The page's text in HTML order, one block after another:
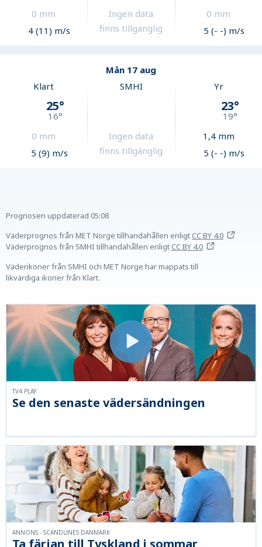
0 mm
4 (11) m/s
Ingen data
finns tillgänglig
0 mm
5 (- -) m/s
Mån 17 aug
Klart
25°
16°
0 mm
5 (9) m/s
SMHI
Ingen data
finns tillgänglig
Yr
23°
19°
1,4mm
5 (- -) m/s
Prognosen uppdaterad 05:08
Väderprognos från MET Norge tillhandahållen enligtCC BY 4.0
Väderprognos från SMHI tillhandahållen enligtCC BY 4.0
Väderikoner från SMHI och MET Norge har mappats till
likvärdiga ikoner från Klart.
Se den senaste vädersändningen
TV4 PLAY
ANNONS - SCANDLINES DANMARK